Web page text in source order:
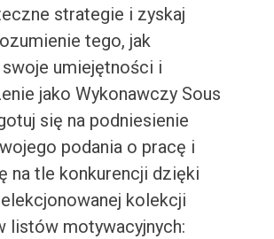
strategie i zyskaj
tego, jak
umiejętności i
jako Wykonawczy Sous
się na podniesienie
podania o pracę i
na tle konkurencji dzięki
kolekcji
listów motywacyjnych: